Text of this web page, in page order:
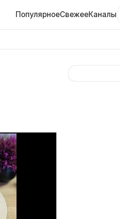
ПопулярноеСвежееКаналы